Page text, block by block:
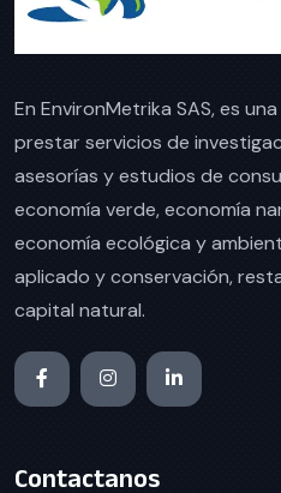
En EnvironMetrika SAS, es
prestar servicios de
asesorías y estudios de
economía verde, economía
economía ecológica y
aplicado y conservación,
capital natural.
Contactanos